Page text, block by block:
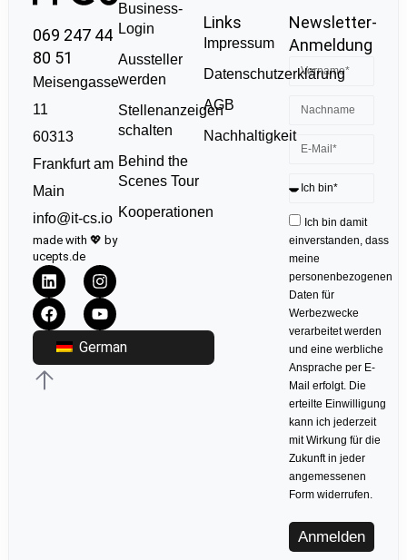
069 247 44
80 51
Meisengasse
11
60313
Frankfurt am
Main
info@it-cs.io
made with 💖 by
ucepts.de
German
Business-
Login
Aussteller
werden
Stellenanzeigen
schalten
Behind the
Scenes Tour
Kooperationen
Links
Impressum
Datenschutzerklärung
AGB
Nachhaltigkeit
Newsletter-
Anmeldung
Ich bin damit
einverstanden, dass
meine
personenbezogenen
Daten für
Werbezwecke
verarbeitet werden
und eine werbliche
Ansprache per E-
Mail erfolgt. Die
erteilte Einwilligung
kann ich jederzeit
mit Wirkung für die
Zukunft in jeder
angemessenen
Form widerrufen.
Anmelden